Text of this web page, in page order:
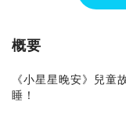
概要
《小星星晚安》兒童
睡！